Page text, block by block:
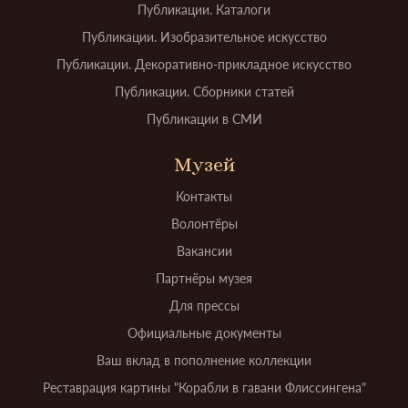
Публикации. Каталоги
Публикации. Изобразительное искусство
Публикации. Декоративно-прикладное искусство
Публикации. Сборники статей
Публикации в СМИ
Музей
Контакты
Волонтёры
Вакансии
Партнёры музея
Для прессы
Официальные документы
Ваш вклад в пополнение коллекции
Реставрация картины "Корабли в гавани Флиссингена"